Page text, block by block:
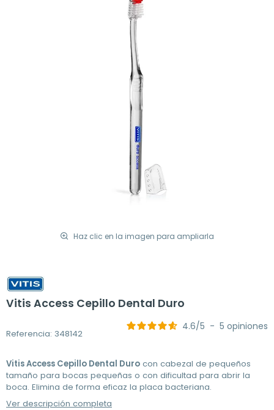
Haz clic en la imagen para ampliarla
Vitis Access Cepillo Dental Duro
Referencia: 348142
4.6/5 - 5 opiniones
Vitis Access Cepillo Dental Duro con cabezal de pequeños
tamaño para bocas pequeñas o con dificultad para abrir la
boca. Elimina de forma eficaz la placa bacteriana.
Ver descripción completa